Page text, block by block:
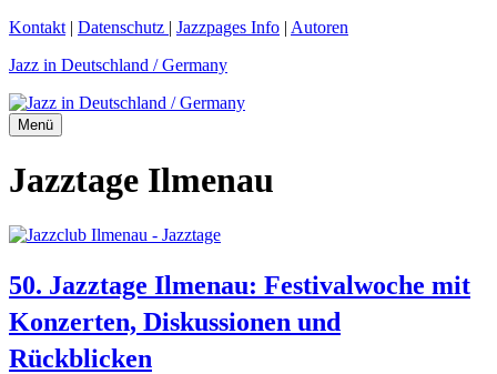
Zum
springen
Kontakt | Datenschutz | Jazzpages Info | Autoren
Jazz in Deutschland / Germany
Menü
Jazztage Ilmenau
50. Jazztage Ilmenau: Festivalwoche mit
Konzerten, Diskussionen und
Rückblicken